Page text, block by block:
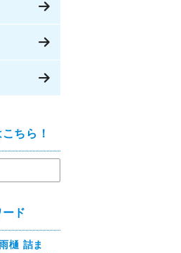
ちら！
ド
樋 詰ま